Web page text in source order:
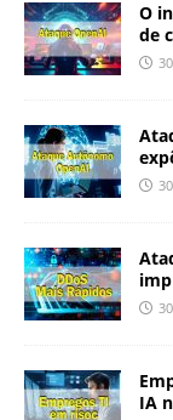
O
de
IA